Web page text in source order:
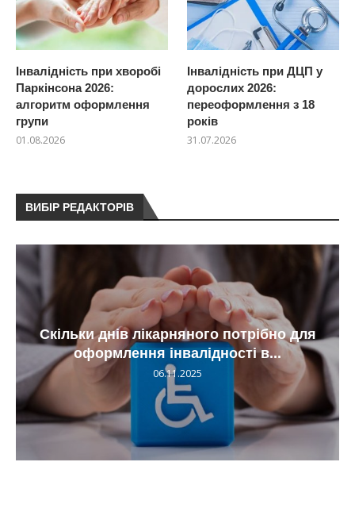
Інвалідність при хворобі
Паркінсона 2026:
алгоритм оформлення
групи
01.08.2026
Інвалідність при ДЦП у
дорослих 2026:
переоформлення з 18
років
31.07.2026
ВИБІР РЕДАКТОРІВ
Скільки днів лікарняного потрібно для
оформлення інвалідності в...
06.11.2025